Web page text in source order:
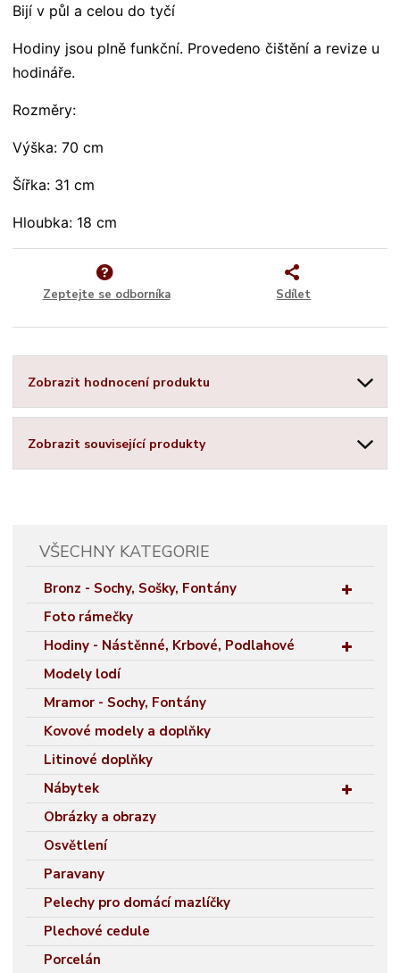
Bijí v půl a celou do tyčí
Hodiny jsou plně funkční. Provedeno čištění a revize u
hodináře.
Rozměry:
Výška: 70 cm
Šířka: 31 cm
Hloubka: 18 cm
Zeptejte se odborníka Sdílet
Zobrazit hodnocení produktu
Zobrazit související produkty
VŠECHNY KATEGORIE
Bronz - Sochy, Sošky, Fontány
Foto rámečky
Hodiny - Nástěnné, Krbové, Podlahové
Modely lodí
Mramor - Sochy, Fontány
Kovové modely a doplňky
Litinové doplňky
Nábytek
Obrázky a obrazy
Osvětlení
Paravany
Pelechy pro domácí mazlíčky
Plechové cedule
Porcelán